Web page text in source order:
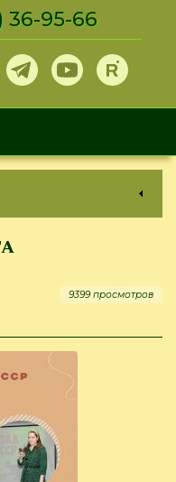
36-95-66
9399 просмотров